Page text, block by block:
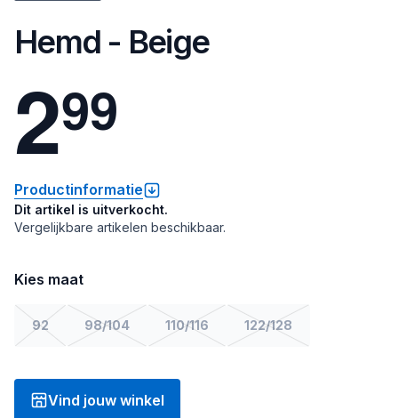
Hemd - Beige
299
Productinformatie
Dit artikel is uitverkocht.
Vergelijkbare artikelen beschikbaar.
Kies maat
92 98/104 110/116 122/128
Vind jouw winkel